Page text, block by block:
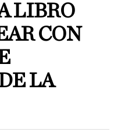
LIBRO
CON
LA